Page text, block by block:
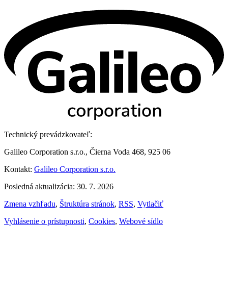
Technický prevádzkovateľ:
Galileo Corporation s.r.o., Čierna Voda 468, 925 06
Kontakt: Galileo Corporation s.r.o.
Posledná aktualizácia: 30. 7. 2026
Zmena vzhľadu, Štruktúra stránok, RSS, Vytlačiť
Vyhlásenie o prístupnosti, Cookies, Webové sídlo